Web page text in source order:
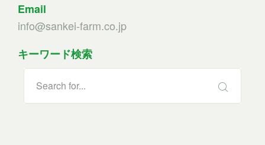
Email
info@sankei-farm.co.jp
キーワード検索